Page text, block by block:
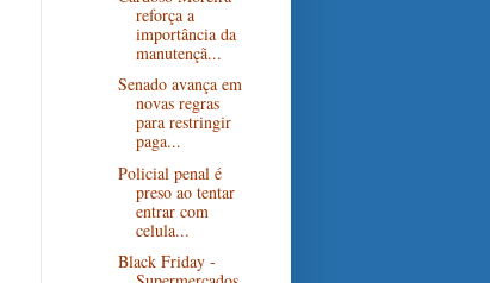
reforça a
importância da
manutençã...
Senado avança em
novas regras
para restringir
paga...
Policial penal é
preso ao tentar
entrar com
celula...
Black Friday -